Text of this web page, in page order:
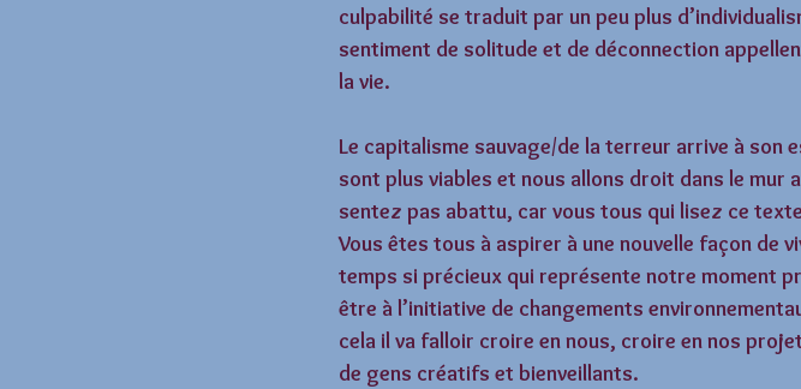
culpabilité se traduit par un peu plus
sentiment de solitude et de déconnection
la vie.
Le capitalisme sauvage/de la terreur arrive à
sont plus viables et nous allons droit dans le mur
sentez pas abattu, car vous tous qui lisez ce
Vous êtes tous à aspirer à une nouvelle façon de
temps si précieux qui représente notre moment
être à l’initiative de changements
cela il va falloir croire en nous, croire en nos
de gens créatifs et bienveillants.